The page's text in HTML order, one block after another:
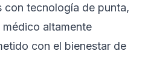
con tecnología de punta,
altamente
con el bienestar de